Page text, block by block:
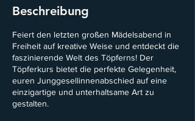
Beschreibung
Feiert den letzten großen Mädelsabend in
Freiheit auf kreative Weise und entdeckt die
faszinierende Welt des Töpferns! Der
Töpferkurs bietet die perfekte Gelegenheit,
euren Junggesellinnenabschied auf eine
einzigartige und unterhaltsame Art zu
gestalten.